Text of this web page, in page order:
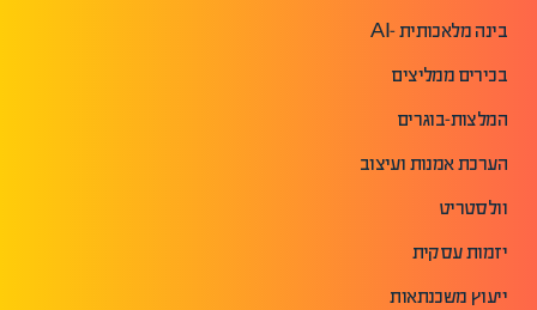
בינה מלאכותית -AI
בכירים ממליצים
המלצות-בוגרים
הערכת אמנות ועיצוב
וולסטריט
יזמות עסקית
ייעוץ משכנתאות